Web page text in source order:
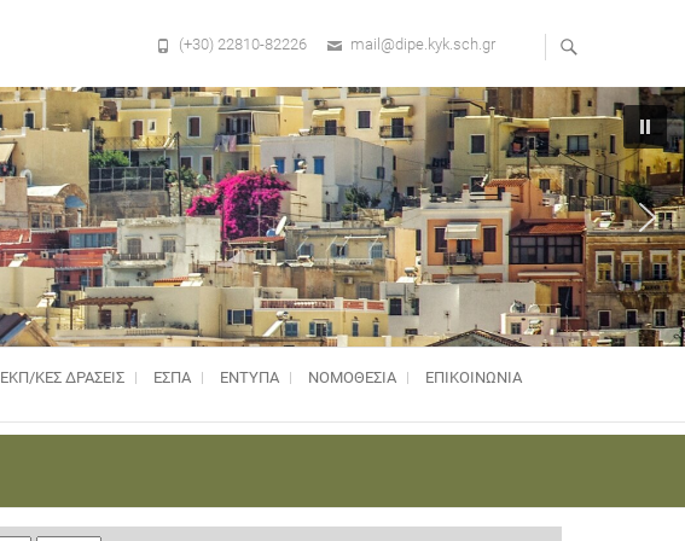
(+30) 22810-82226 mail@dipe.kyk.sch.gr
ΕΚΠ/ΚΕΣ ΔΡΑΣΕΙΣ ΕΣΠΑ ΕΝΤΥΠΑ ΝΟΜΟΘΕΣΊΑ ΕΠΙΚΟΙΝΩΝΙΑ